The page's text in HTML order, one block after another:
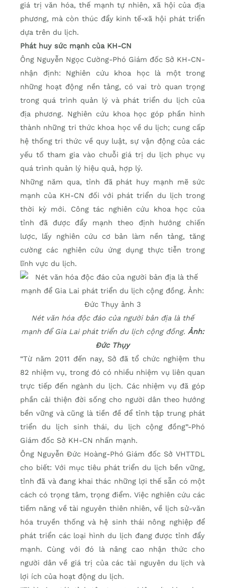
giá trị văn hóa, thế mạnh tự nhiên, xã hội của địa
phương, mà còn thúc đẩy kinh tế-xã hội phát triển
dựa trên du lịch.
Phát huy sức mạnh của KH-CN
Ông Nguyễn Ngọc Cường-Phó Giám đốc Sở KH-CN-
nhận định: Nghiên cứu khoa học là một trong
những hoạt động nền tảng, có vai trò quan trọng
trong quá trình quản lý và phát triển du lịch của
địa phương. Nghiên cứu khoa học góp phần hình
thành những tri thức khoa học về du lịch; cung cấp
hệ thống tri thức về quy luật, sự vận động của các
yếu tố tham gia vào chuỗi giá trị du lịch phục vụ
quá trình quản lý hiệu quả, hợp lý.
Những năm qua, tỉnh đã phát huy mạnh mẽ sức
mạnh của KH-CN đối với phát triển du lịch trong
thời kỳ mới. Công tác nghiên cứu khoa học của
tỉnh đã được đẩy mạnh theo định hướng chiến
lược, lấy nghiên cứu cơ bản làm nền tảng, tăng
cường các nghiên cứu ứng dụng thực tiễn trong
lĩnh vực du lịch.
Nét văn hóa độc đáo của người bản địa là thế
mạnh để Gia Lai phát triển du lịch cộng đồng. Ảnh:
Đức Thụy
“Từ năm 2011 đến nay, Sở đã tổ chức nghiệm thu
82 nhiệm vụ, trong đó có nhiều nhiệm vụ liên quan
trực tiếp đến ngành du lịch. Các nhiệm vụ đã góp
phần cải thiện đời sống cho người dân theo hướng
bền vững và cũng là tiền đề để tỉnh tập trung phát
triển du lịch sinh thái, du lịch cộng đồng”-Phó
Giám đốc Sở KH-CN nhấn mạnh.
Ông Nguyễn Đức Hoàng-Phó Giám đốc Sở VHTTDL
cho biết: Với mục tiêu phát triển du lịch bền vững,
tỉnh đã và đang khai thác những lợi thế sẵn có một
cách có trọng tâm, trọng điểm. Việc nghiên cứu các
tiềm năng về tài nguyên thiên nhiên, về lịch sử-văn
hóa truyền thống và hệ sinh thái nông nghiệp để
phát triển các loại hình du lịch đang được tỉnh đẩy
mạnh. Cùng với đó là nâng cao nhận thức cho
người dân về giá trị của các tài nguyên du lịch và
lợi ích của hoạt động du lịch.